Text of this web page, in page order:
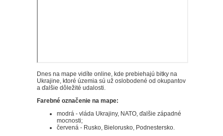
Dnes na mape vidíte online, kde prebiehajú bitky na
Ukrajine, ktoré územia sú už oslobodené od okupantov
a ďalšie dôležité udalosti.
Farebné označenie na mape:
modrá - vláda Ukrajiny, NATO, ďalšie západné
mocnosti;
červená - Rusko, Bielorusko, Podnestersko.